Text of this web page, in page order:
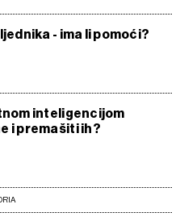
- ima li pomoći?
inteligencijom
i premašiti ih?